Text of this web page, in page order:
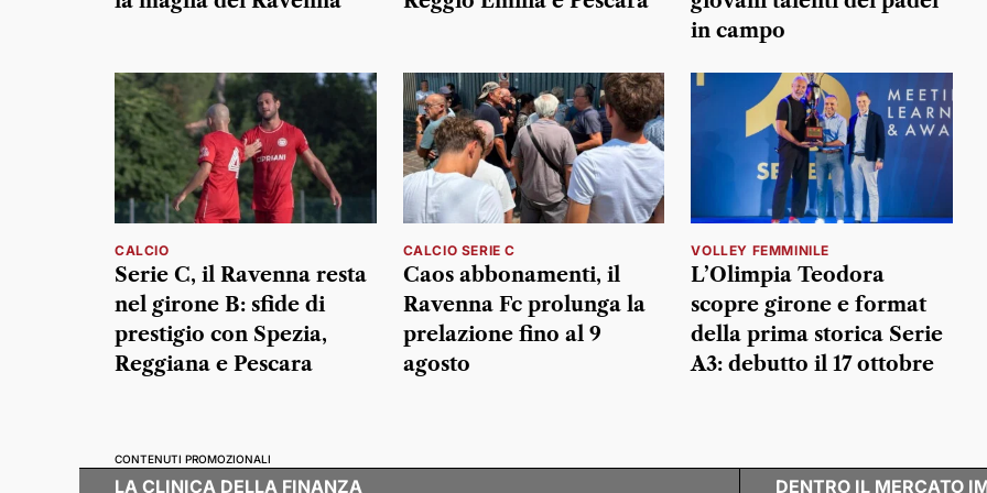
in campo
CALCIO
Serie C, il Ravenna resta
nel girone B: sfide di
prestigio con Spezia,
Reggiana e Pescara
CALCIO SERIE C
Caos abbonamenti, il
Ravenna Fc prolunga la
prelazione fino al 9
agosto
VOLLEY FEMMINILE
L’Olimpia Teodora
scopre girone e format
della prima storica Serie
A3: debutto il 17 ottobre
CONTENUTI PROMOZIONALI
LA CLINICA DELLA FINANZA DENTRO IL MERCATO